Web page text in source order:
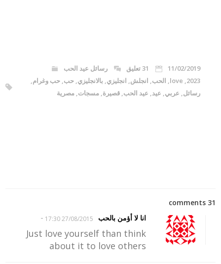
11/02/2019 31 تعليق
رسائل عيد الحب
2023
love الحب انجلش انجليزي بالانجليزي ,حب ,حب وغرام
رسائل عربي عيد عيد الحب ,قصيرة ,مسجات ,مصرية
31 comments
انا لا أؤمن بالحب
27/08/2015 17:30
-
Just love yourself than think
about it to love others